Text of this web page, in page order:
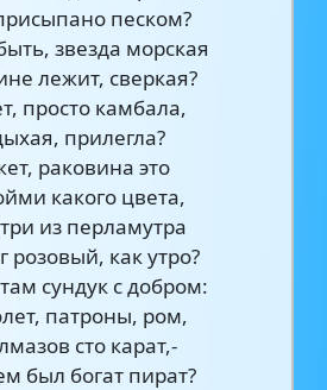
песком?
звезда морская
лежит, сверкая?
просто камбала,
прилегла?
раковина это
какого цвета,
из перламутра
розовый, как утро?
сундук с добром:
патроны, ром,
сто карат,-
был богат пират?